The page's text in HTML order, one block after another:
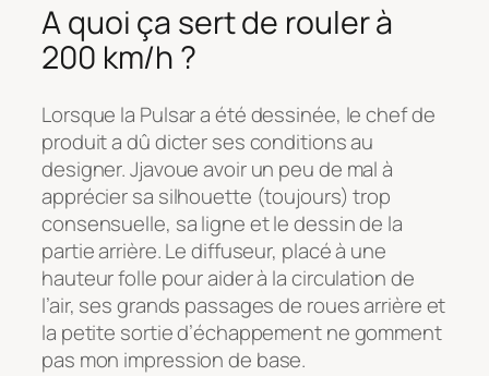
A quoi ça sert de rouler à
200 km/h ?
Lorsque la Pulsar a été dessinée, le chef de
produit a dû dicter ses conditions au
designer. Jjavoue avoir un peu de mal à
apprécier sa silhouette (toujours) trop
consensuelle, sa ligne et le dessin de la
partie arrière. Le diffuseur, placé à une
hauteur folle pour aider à la circulation de
l’air, ses grands passages de roues arrière et
la petite sortie d’échappement ne gomment
pas mon impression de base.